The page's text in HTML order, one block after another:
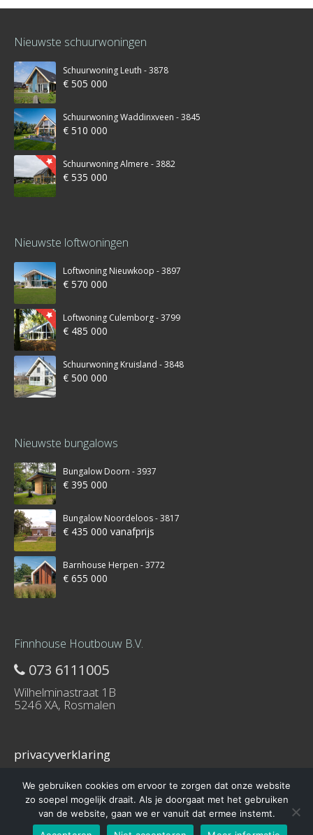
Nieuwste schuurwoningen
Schuurwoning Leuth - 3878
€ 505 000
Schuurwoning Waddinxveen - 3845
€ 510 000
Schuurwoning Almere - 3882
€ 535 000
Nieuwste loftwoningen
Loftwoning Nieuwkoop - 3897
€ 570 000
Loftwoning Culemborg - 3799
€ 485 000
Schuurwoning Kruisland - 3848
€ 500 000
Nieuwste bungalows
Bungalow Doorn - 3937
€ 395 000
Bungalow Noordeloos - 3817
€ 435 000 vanafprijs
Barnhouse Herpen - 3772
€ 655 000
Finnhouse Houtbouw B.V.
073 6111005
Wilhelminastraat 1B
5246 XA, Rosmalen
privacyverklaring
© 2016 – Schuurwoning-bouwen.nl is onderdeel van Finnhouse.nl
We gebruiken cookies om ervoor te zorgen dat onze website
zo soepel mogelijk draait. Als je doorgaat met het gebruiken
van de website, gaan we er vanuit dat ermee instemt.